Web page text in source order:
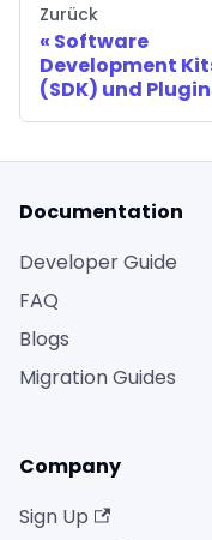
Zurück
Software
Development
(SDK) und
Documentation
Developer Guide
FAQ
Blogs
Migration Guides
Company
Sign Up